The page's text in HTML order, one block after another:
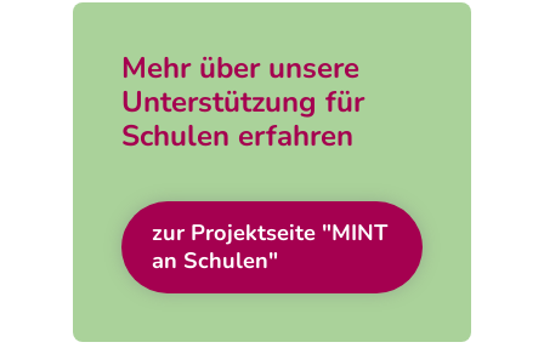
Mehr über unsere
Unterstützung für
Schulen erfahren
zur Projektseite "MINT
an Schulen"